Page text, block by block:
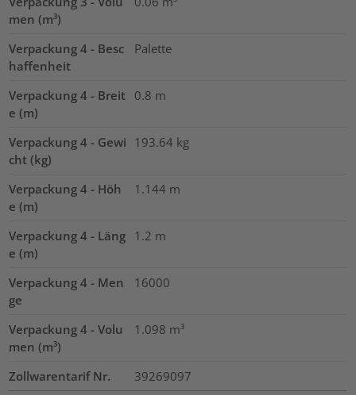
men (m³)
Verpackung 4 - Besc
haffenheit
Palette
Verpackung 4 - Breit
e (m)
0.8 m
Verpackung 4 - Gewi
cht (kg)
193.64 kg
Verpackung 4 - Höh
e (m)
1.144 m
Verpackung 4 - Läng
e (m)
1.2 m
Verpackung 4 - Men
ge
16000
Verpackung 4 - Volu
men (m³)
1.098 m³
Zollwarentarif Nr. 39269097